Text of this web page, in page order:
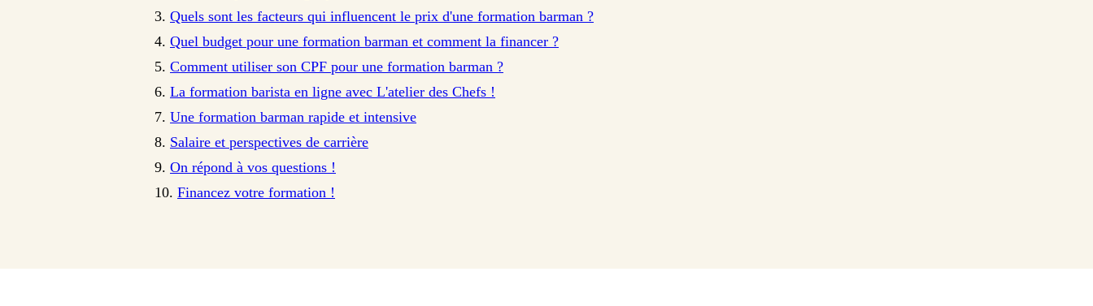
Quels sont les facteurs qui influencent le prix d'une formation barman ?
Quel budget pour une formation barman et comment la financer ?
Comment utiliser son CPF pour une formation barman ?
La formation barista en ligne avec L'atelier des Chefs !
Une formation barman rapide et intensive
Salaire et perspectives de carrière
On répond à vos questions !
Financez votre formation !